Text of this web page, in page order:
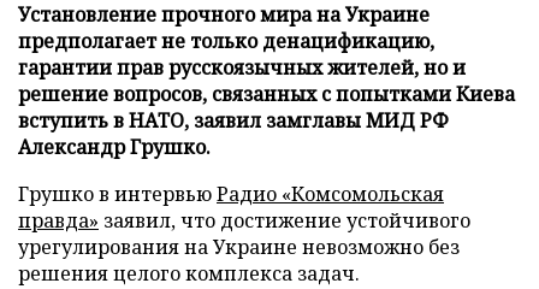
Установление прочного мира на Украине
предполагает не только денацификацию,
гарантии прав русскоязычных жителей, но и
решение вопросов, связанных с попытками Киева
вступить в НАТО, заявил замглавы МИД РФ
Александр Грушко.
Грушко в интервьюРадио «Комсомольская
правда» заявил, что достижение устойчивого
урегулирования на Украине невозможно без
решения целого комплекса задач.